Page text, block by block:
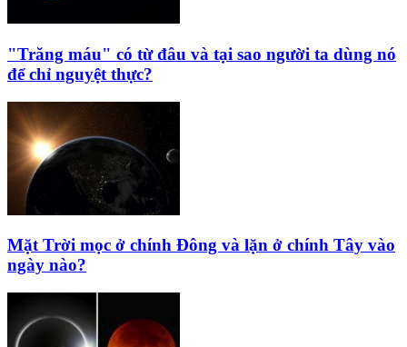
"Trăng máu" có từ đâu và tại sao người ta dùng nó
để chỉ nguyệt thực?
Mặt Trời mọc ở chính Đông và lặn ở chính Tây vào
ngày nào?